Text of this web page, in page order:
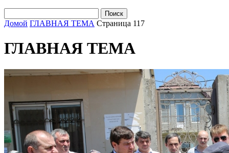
Домой ГЛАВНАЯ ТЕМА Страница 117
ГЛАВНАЯ ТЕМА